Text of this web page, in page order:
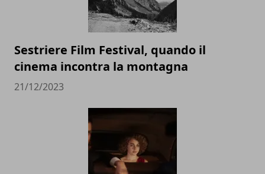
Sestriere Film Festival, quando il
cinema incontra la montagna
21/12/2023